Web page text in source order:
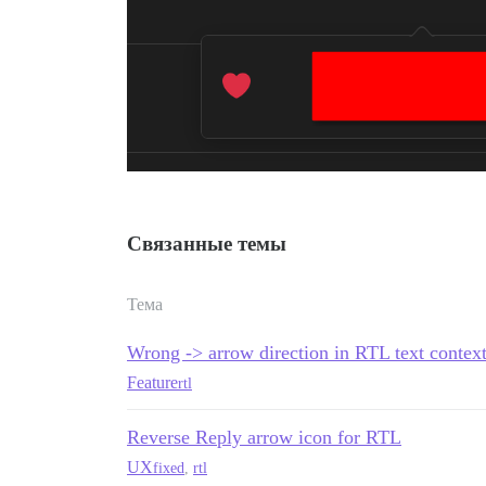
Связанные темы
Тема
Wrong -> arrow direction in RTL text
Featurertl
Reverse Reply arrow icon for RTL
UXfixed rtl